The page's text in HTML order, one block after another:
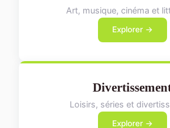
Art, musique, cinéma et
Explorer →
Loisirs, séries et
Explorer →